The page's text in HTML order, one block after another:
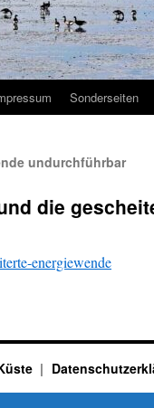
Sonderseiten
undurchführbar
die
energiewende